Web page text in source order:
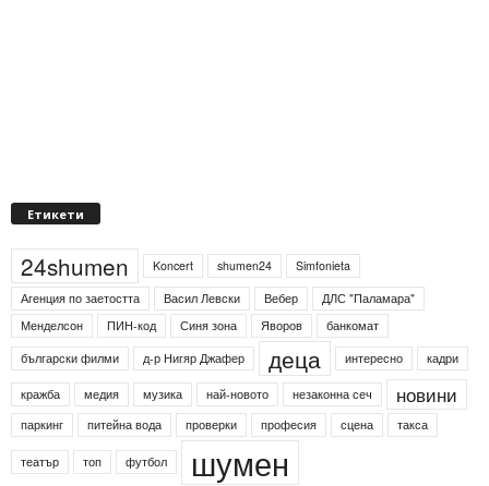
Етикети
24shumen Koncert shumen24
Simfonieta
Агенция по заетостта
Васил Левски Вебер
ДЛС "Паламара"
Менделсон
ПИН-код Синя зона Яворов
банкомат
български филми
д-р Нигяр Джафер деца интересно кадри
кражба медия музика най-новото незаконна сеч новини
паркинг питейна вода проверки професия сцена такса
театър топ футбол шумен